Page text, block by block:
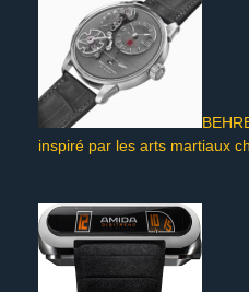
inspiré par les arts martiaux